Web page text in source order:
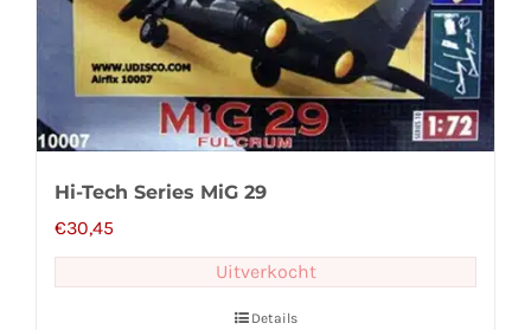
Hi-Tech Series MiG 29
€30,45
Uitverkocht
Details